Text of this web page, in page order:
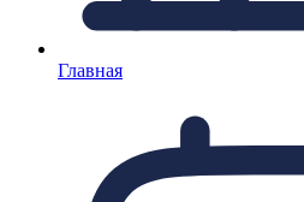
Главная